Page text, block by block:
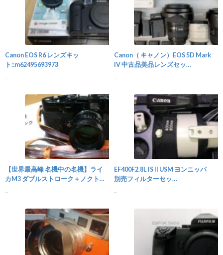
Canon EOS R6 レンズキッ
ト::m62495693973
Canon（ キャノン）EOS 5D Mark
IV 中古品美品レンズセッ
【世界最高峰 名機中の名機】ライ
カM3 ダブルストローク＋ノクトン
EF400F2.8L IS II USM ヨンニッパ
別売フィルターセッ